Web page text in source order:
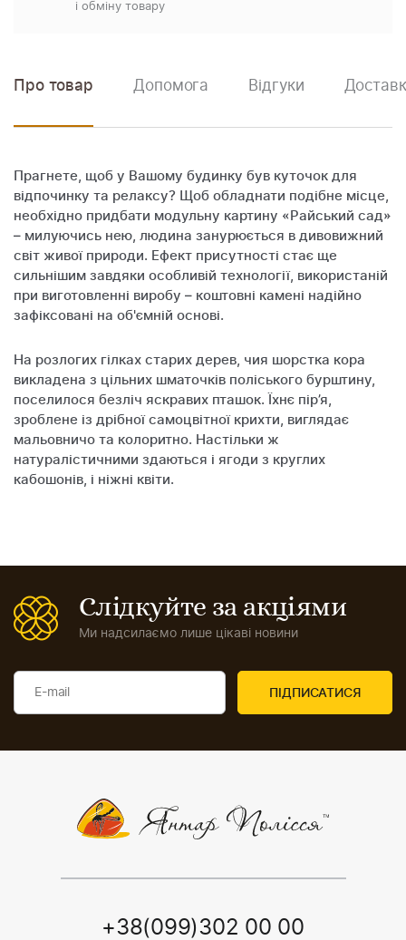
і обміну товару
Про товар Допомога Відгуки
Прагнете, щоб у Вашому будинку був куточок для
відпочинку та релаксу? Щоб обладнати подібне місце,
необхідно придбати модульну картину «Райський сад»
– милуючись нею, людина занурюється в дивовижний
світ живої природи. Ефект присутності стає ще
сильнішим завдяки особливій технології, використаній
при виготовленні виробу – коштовні камені надійно
зафіксовані на об'ємній основі.
На розлогих гілках старих дерев, чия шорстка кора
викладена з цільних шматочків поліського бурштину,
поселилося безліч яскравих пташок. Їхнє пір’я,
зроблене із дрібної самоцвітної крихти, виглядає
мальовничо та колоритно. Настільки ж
натуралістичними здаються і ягоди з круглих
кабошонів, і ніжні квіти.
Слідкуйте за акціями
Ми надсилаємо лише цікаві новини
+38(099)302 00 00